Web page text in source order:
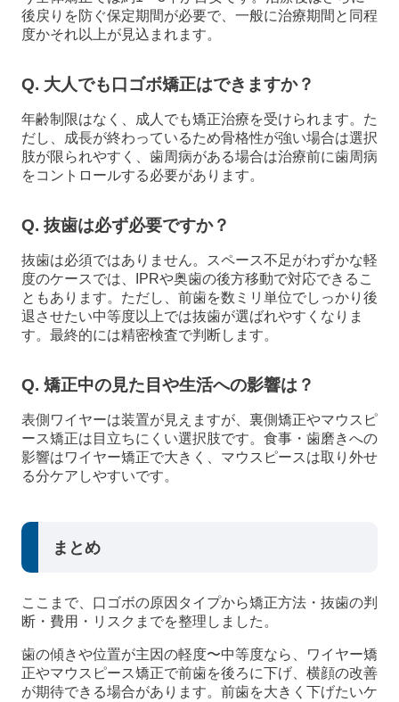
後戻りを防ぐ保定期間が必要で、一般に治療期間と同程
度かそれ以上が見込まれます。
Q. 大人でも口ゴボ矯正はできますか？
年齢制限はなく、成人でも矯正治療を受けられます。た
だし、成長が終わっているため骨格性が強い場合は選択
肢が限られやすく、歯周病がある場合は治療前に歯周病
をコントロールする必要があります。
Q. 抜歯は必ず必要ですか？
抜歯は必須ではありません。スペース不足がわずかな軽
度のケースでは、IPRや奥歯の後方移動で対応できるこ
ともあります。ただし、前歯を数ミリ単位でしっかり後
退させたい中等度以上では抜歯が選ばれやすくなりま
す。最終的には精密検査で判断します。
Q. 矯正中の見た目や生活への影響は？
表側ワイヤーは装置が見えますが、裏側矯正やマウスピ
ース矯正は目立ちにくい選択肢です。食事・歯磨きへの
影響はワイヤー矯正で大きく、マウスピースは取り外せ
る分ケアしやすいです。
まとめ
ここまで、口ゴボの原因タイプから矯正方法・抜歯の判
断・費用・リスクまでを整理しました。
歯の傾きや位置が主因の軽度〜中等度なら、ワイヤー矯
正やマウスピース矯正で前歯を後ろに下げ、横顔の改善
が期待できる場合があります。前歯を大きく下げたいケ